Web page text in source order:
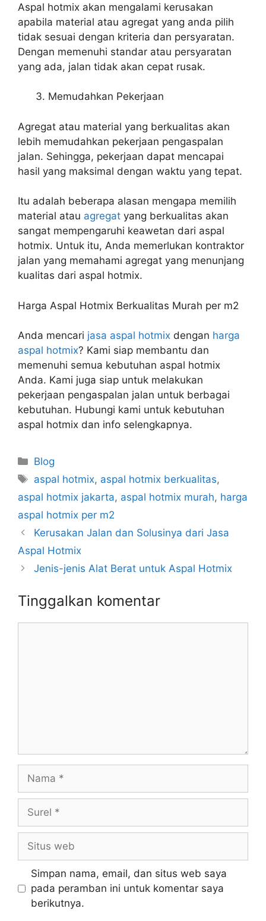
Aspal hotmix akan mengalami kerusakan
apabila material atau agregat yang anda pilih
tidak sesuai dengan kriteria dan persyaratan.
Dengan memenuhi standar atau persyaratan
yang ada, jalan tidak akan cepat rusak.
Memudahkan Pekerjaan
Agregat atau material yang berkualitas akan
lebih memudahkan pekerjaan pengaspalan
jalan. Sehingga, pekerjaan dapat mencapai
hasil yang maksimal dengan waktu yang tepat.
Itu adalah beberapa alasan mengapa memilih
material atau agregat yang berkualitas akan
sangat mempengaruhi keawetan dari aspal
hotmix. Untuk itu, Anda memerlukan kontraktor
jalan yang memahami agregat yang menunjang
kualitas dari aspal hotmix.
Harga Aspal Hotmix Berkualitas Murah per m2
Anda mencari jasa aspal hotmix dengan harga
aspal hotmix? Kami siap membantu dan
memenuhi semua kebutuhan aspal hotmix
Anda. Kami juga siap untuk melakukan
pekerjaan pengaspalan jalan untuk berbagai
kebutuhan. Hubungi kami untuk kebutuhan
aspal hotmix dan info selengkapnya.
Kategori
Blog
Tag
aspal hotmix, aspal hotmix berkualitas,
aspal hotmix jakarta, aspal hotmix murah, harga
aspal hotmix per m2
Kerusakan Jalan dan Solusinya dari Jasa
Aspal Hotmix
Jenis-jenis Alat Berat untuk Aspal Hotmix
Tinggalkan komentar
web
Simpan nama, email, dan situs web saya
pada peramban ini untuk komentar saya
berikutnya.